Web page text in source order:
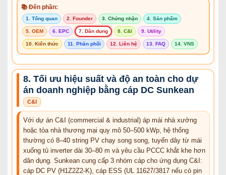
📚 Đến phần:
1. Tổng quan 2. Founder 3. Chứng nhận 4. Sản phẩm
5. OEM 6. EPC 7. Dân dụng 8. C&I 9. Utility
10. Kiến thức 11. Phân phối 12. Liên hệ 13. FAQ 14. VNS
8. Tối ưu hiệu suất và độ an toàn cho dự
án doanh nghiệp bằng cáp DC Sunkean
C&I
Với dự án C&I (commercial & industrial) áp mái nhà xưởng
hoặc tòa nhà thương mại quy mô 50–500 kWp, hệ thống
thường có 8–40 string PV chạy song song, tuyến dây từ mái
xuống tủ inverter dài 30–80 m và yêu cầu PCCC khắt khe hơn
dân dụng. Sunkean cung cấp 3 nhóm cáp cho ứng dụng C&I:
cáp DC PV (H1Z2Z2-K), cáp ESS (UL 11627/3817 nếu có pin